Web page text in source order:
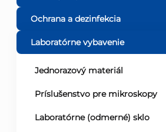
č
n
Ochrana a dezinfekcia
Laboratórne vybavenie
Jednorazový materiál
Príslušenstvo pre mikroskopy
Laboratórne (odmerné) sklo